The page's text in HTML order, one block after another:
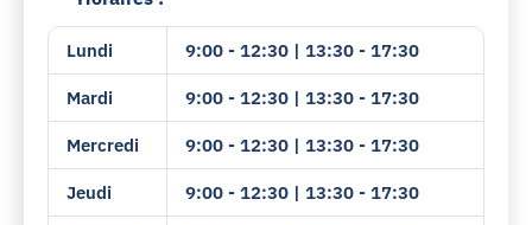
Lundi 9:00 - 12:30 | 13:30 - 17:30
Mardi 9:00 - 12:30 | 13:30 - 17:30
Mercredi 9:00 - 12:30 | 13:30 - 17:30
Jeudi 9:00 - 12:30 | 13:30 - 17:30